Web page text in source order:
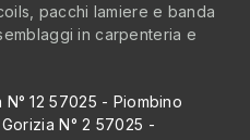
pacchi lamiere e banda
in carpenteria e
12 57025 - Piombino
N° 2 57025 -